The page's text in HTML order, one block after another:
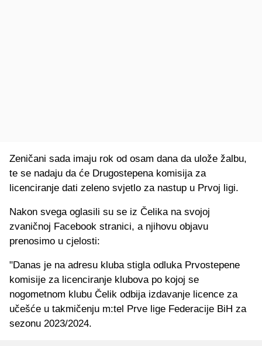
Zeničani sada imaju rok od osam dana da ulože žalbu,
te se nadaju da će Drugostepena komisija za
licenciranje dati zeleno svjetlo za nastup u Prvoj ligi.
Nakon svega oglasili su se iz Čelika na svojoj
zvaničnoj Facebook stranici, a njihovu objavu
prenosimo u cjelosti:
"Danas je na adresu kluba stigla odluka Prvostepene
komisije za licenciranje klubova po kojoj se
nogometnom klubu Čelik odbija izdavanje licence za
učešće u takmičenju m:tel Prve lige Federacije BiH za
sezonu 2023/2024.